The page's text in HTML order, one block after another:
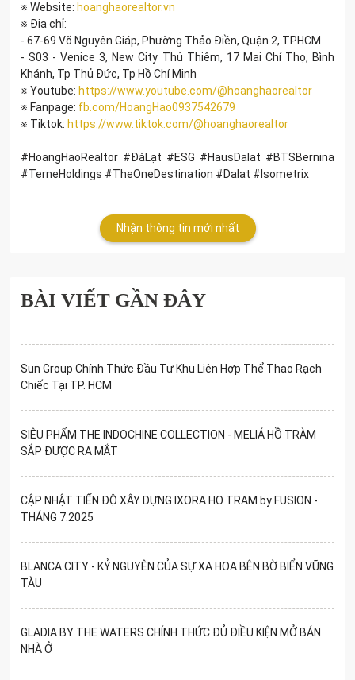
※ Website: hoanghaorealtor.vn
※ Địa chỉ:
- 67-69 Võ Nguyên Giáp, Phường Thảo Điền, Quận 2, TPHCM
- S03 - Venice 3, New City Thủ Thiêm, 17 Mai Chí Thọ, Bình
Khánh, Tp Thủ Đức, Tp Hồ Chí Minh
※ Youtube: https://www.youtube.com/@hoanghaorealtor
※ Fanpage: fb.com/HoangHao0937542679
※ Tiktok: https://www.tiktok.com/@hoanghaorealtor
#HoangHaoRealtor #ĐàLạt #ESG #HausDalat #BTSBernina
#TerneHoldings #TheOneDestination #Dalat #Isometrix
Nhận thông tin mới nhất
BÀI VIẾT GẦN ĐÂY
Sun Group Chính Thức Đầu Tư Khu Liên Hợp Thể Thao Rạch
Chiếc Tại TP. HCM
SIÊU PHẨM THE INDOCHINE COLLECTION - MELIÁ HỒ TRÀM
SẮP ĐƯỢC RA MẮT
CẬP NHẬT TIẾN ĐỘ XÂY DỰNG IXORA HO TRAM by FUSION -
THÁNG 7.2025
BLANCA CITY - KỶ NGUYÊN CỦA SỰ XA HOA BÊN BỜ BIỂN VŨNG
TÀU
GLADIA BY THE WATERS CHÍNH THỨC ĐỦ ĐIỀU KIỆN MỞ BÁN
NHÀ Ở